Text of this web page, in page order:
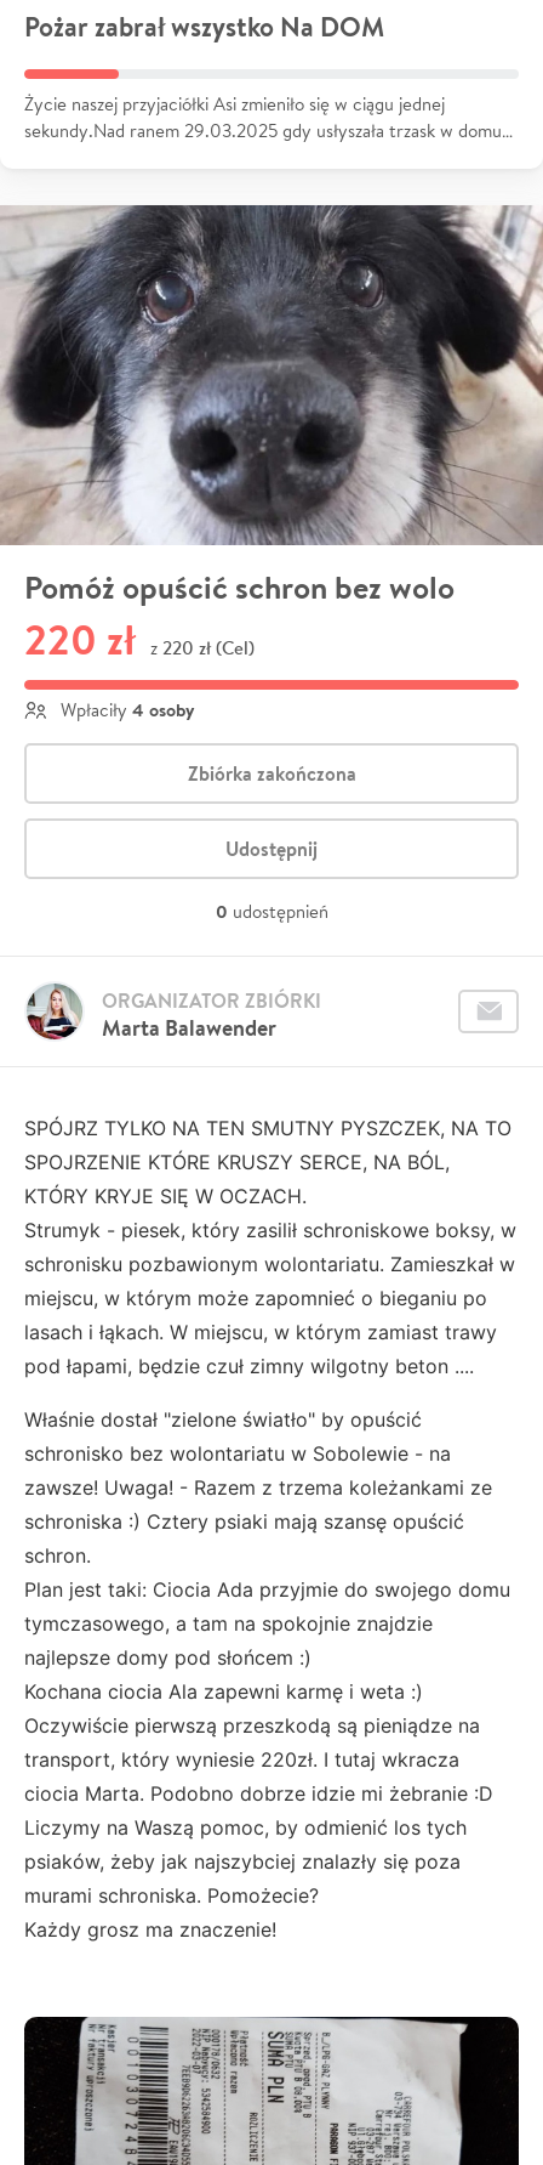
Pożar zabrał wszystko Na DOM
Życie naszej przyjaciółki Asi zmieniło się w ciągu jednej
sekundy.Nad ranem 29.03.2025 gdy usłyszała trzask w domu…
Pomóż opuścić schron bez wolo
220 zł z 220 zł (Cel)
Wpłaciły 4 osoby
Zbiórka zakończona
Udostępnij
0 udostępnień
Marta Balawender
ORGANIZATOR ZBIÓRKI
SPÓJRZ TYLKO NA TEN SMUTNY PYSZCZEK, NA TO
SPOJRZENIE KTÓRE KRUSZY SERCE, NA BÓL,
KTÓRY KRYJE SIĘ W OCZACH.
Strumyk - piesek, który zasilił schroniskowe boksy, w
schronisku pozbawionym wolontariatu. Zamieszkał w
miejscu, w którym może zapomnieć o bieganiu po
lasach i łąkach. W miejscu, w którym zamiast trawy
pod łapami, będzie czuł zimny wilgotny beton ....
Właśnie dostał "zielone światło" by opuścić
schronisko bez wolontariatu w Sobolewie - na
zawsze! Uwaga! - Razem z trzema koleżankami ze
schroniska :) Cztery psiaki mają szansę opuścić
schron.
Plan jest taki: Ciocia Ada przyjmie do swojego domu
tymczasowego, a tam na spokojnie znajdzie
najlepsze domy pod słońcem :)
Kochana ciocia Ala zapewni karmę i weta :)
Oczywiście pierwszą przeszkodą są pieniądze na
transport, który wyniesie 220zł. I tutaj wkracza
ciocia Marta. Podobno dobrze idzie mi żebranie :D
Liczymy na Waszą pomoc, by odmienić los tych
psiaków, żeby jak najszybciej znalazły się poza
murami schroniska. Pomożecie?
Każdy grosz ma znaczenie!